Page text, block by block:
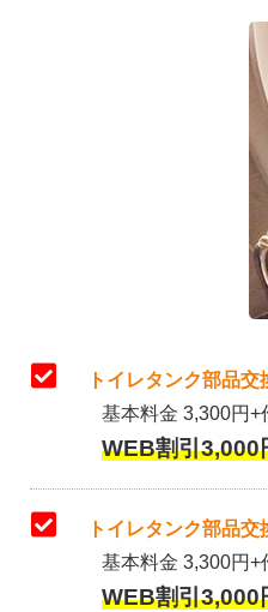
トイレタンク部品
基本料金 3,300円
WEB割引
トイレタンク部品
基本料金 3,300円+
WEB割引